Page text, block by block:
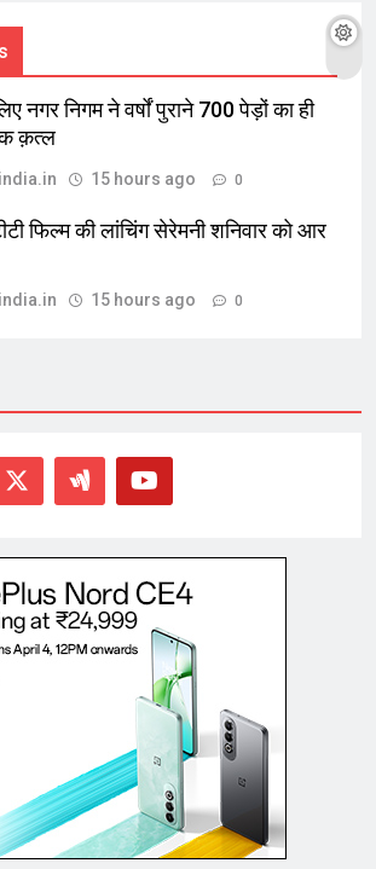
नगर निगम ने वर्षों पुराने 700 पेड़ों का ही
क़त्ल
15 hours ago 0
फिल्म की लांचिंग सेरेमनी शनिवार को आर
15 hours ago 0